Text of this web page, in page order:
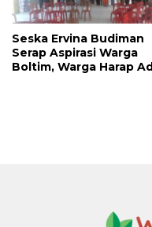
Seska Ervina Budiman
Serap Aspirasi Warga
Boltim, Warga Harap